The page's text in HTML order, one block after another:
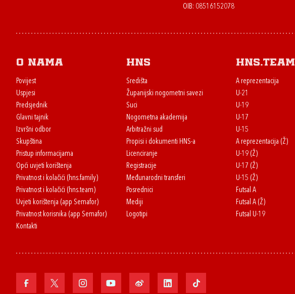
OIB: 08516152078
O nama
Povijest
Uspjesi
Predsjednik
Glavni tajnik
Izvršni odbor
Skupština
Pristup informacijama
Opći uvjeti korištenja
Privatnost i kolačići (hns.family)
Privatnost i kolačići (hns.team)
Uvjeti korištenja (app Semafor)
Privatnost korisnika (app Semafor)
Kontakti
HNS
Središta
Županijski nogometni savezi
Suci
Nogometna akademija
Arbitražni sud
Propisi i dokumenti HNS-a
Licenciranje
Registracije
Međunarodni transferi
Posrednici
Mediji
Logotipi
HNS.team
A reprezentacija
U-21
U-19
U-17
U-15
A reprezentacija (Ž)
U-19 (Ž)
U-17 (Ž)
U-15 (Ž)
Futsal A
Futsal A (Ž)
Futsal U-19